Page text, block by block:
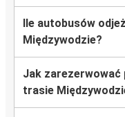
Ile autobusów
Międzywodzie?
Jak zarezerwować
trasie